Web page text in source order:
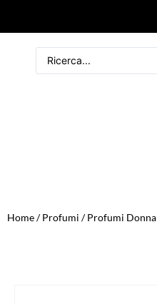
Home/Profumi /Profumi Donna